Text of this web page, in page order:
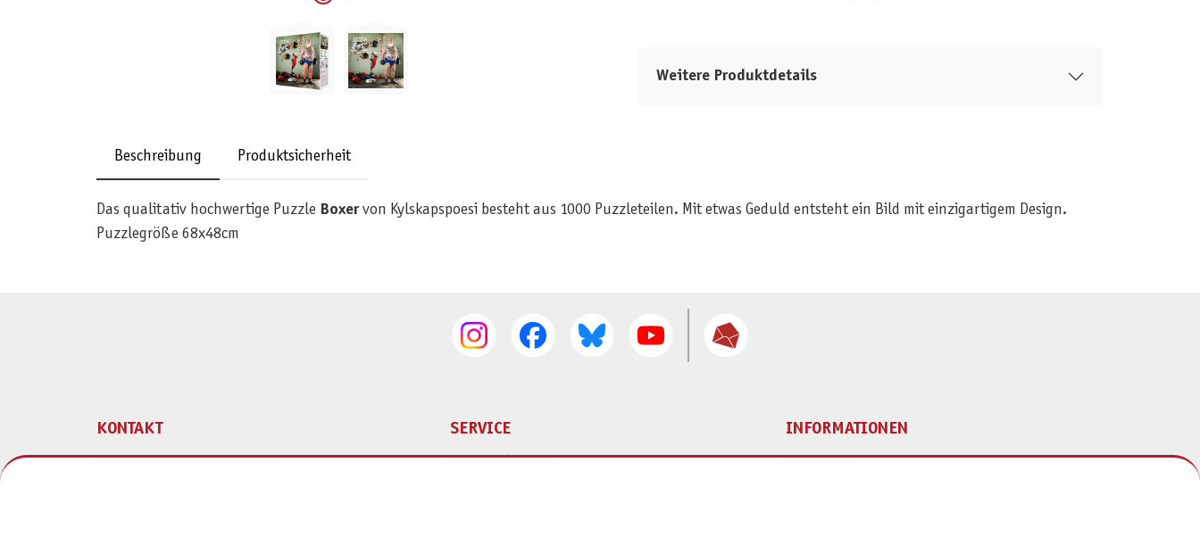
Weitere Produktdetails
Beschreibung Produktsicherheit
Das qualitativ hochwertige Puzzle Boxer von Kylskapspoesi besteht aus 1000 Puzzleteilen. Mit etwas Geduld entsteht ein Bild mit einzigartigem Design.
Puzzlegröße 68x48cm
KONTAKT SERVICE
Ersatzteilservice
INFORMATIONEN
Impressum